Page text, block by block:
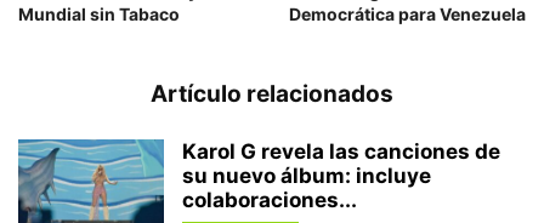
Mundial sin Tabaco
Democrática para Venezuela
Artículo relacionados
Karol G revela las canciones de
su nuevo álbum: incluye
colaboraciones...